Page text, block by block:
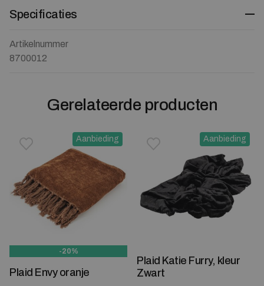
Specificaties
Artikelnummer
8700012
Gerelateerde producten
Aanbieding
Toevoegen aan verlanglijstje
Verwijderen van verlanglijst
-20%
Plaid Envy oranje
Aanbieding
Toevoegen aan
Verwijderen van verlanglijst
Plaid Katie Furry, kleur
Zwart